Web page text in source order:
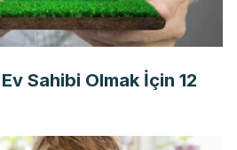
Sahibi Olmak İçin 12